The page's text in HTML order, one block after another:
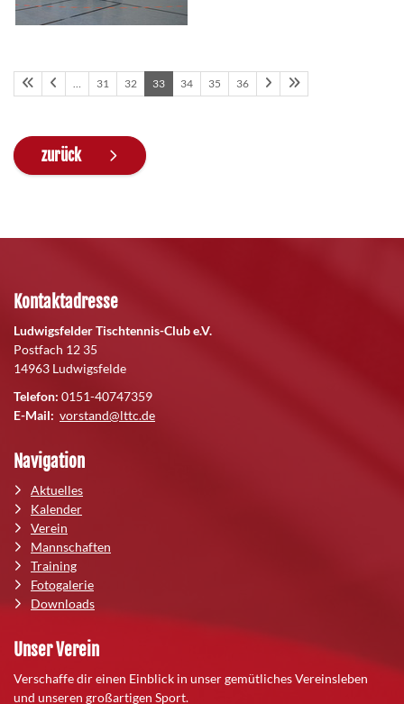
… 31 32 33 34 35 36
zurück
Kontaktadresse
Ludwigsfelder Tischtennis-Club e.V.
Postfach 12 35
14963 Ludwigsfelde
Telefon: 0151-40747359
E-Mail: vorstand@lttc.de
Navigation
Aktuelles
Kalender
Verein
Mannschaften
Training
Fotogalerie
Downloads
Unser Verein
Verschaffe dir einen Einblick in unser gemütliches Vereinsleben
und unseren großartigen Sport.